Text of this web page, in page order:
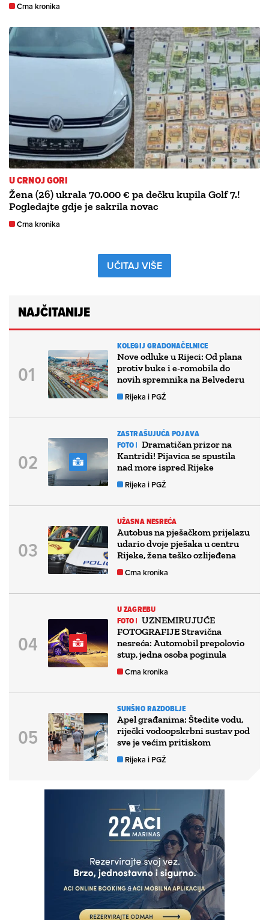
Crna kronika
U CRNOJ GORI
Žena (26) ukrala 70.000 € pa dečku kupila Golf 7.!
Pogledajte gdje je sakrila novac
Crna kronika
UČITAJ VIŠE
NAJČITANIJE
KOLEGIJ GRADONAČELNICE
Nove odluke u Rijeci: Od plana
protiv buke i e-romobila do
novih spremnika na Belvederu
Rijeka i PGŽ
ZASTRAŠUJUĆA POJAVA
FOTO | Dramatičan prizor na
Kantridi! Pijavica se spustila
nad more ispred Rijeke
Rijeka i PGŽ
UŽASNA NESREĆA
Autobus na pješačkom prijelazu
udario dvoje pješaka u centru
Rijeke, žena teško ozlijeđena
Crna kronika
U ZAGREBU
FOTO | UZNEMIRUJUĆE
FOTOGRAFIJE Stravična
nesreća: Automobil prepolovio
stup, jedna osoba poginula
Crna kronika
SUNŠNO RAZDOBLJE
Apel građanima: Štedite vodu,
riječki vodoopskrbni sustav pod
sve je većim pritiskom
Rijeka i PGŽ